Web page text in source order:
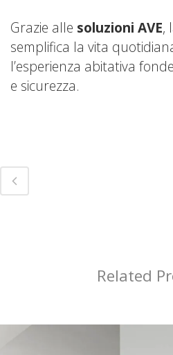
Grazie alle soluzioni AVE,
semplifica la vita
l’esperienza abitativa
e sicurezza.
Related